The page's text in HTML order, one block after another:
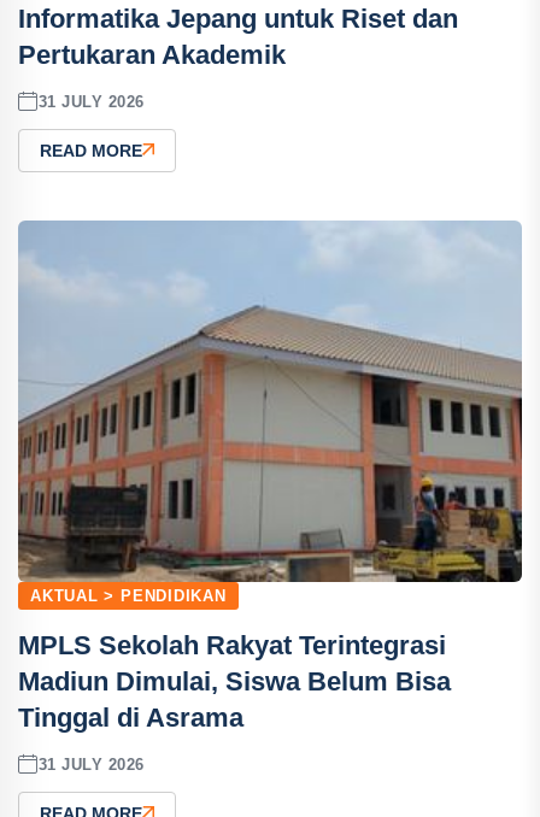
Informatika Jepang untuk Riset dan
Pertukaran Akademik
31 JULY 2026
READ MORE
AKTUAL > PENDIDIKAN
MPLS Sekolah Rakyat Terintegrasi
Madiun Dimulai, Siswa Belum Bisa
Tinggal di Asrama
31 JULY 2026